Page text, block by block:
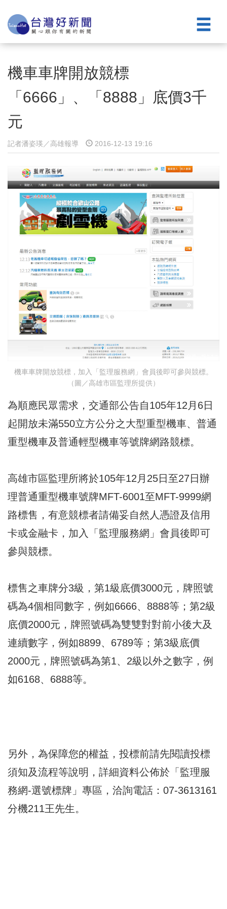
機車車牌開放競標
「6666」、「8888」底價3千
元
記者潘姿瑛／高雄報導 2016-12-13 19:16
機車車牌開放競標，加入「監理服務網」會員後即可參與競標。
（圖／高雄市區監理所提供）
為順應民眾需求，交通部公告自105年12月6日
起開放未滿550立方公分之大型重型機車、普通
重型機車及普通輕型機車等號牌網路競標。
高雄市區監理所將於105年12月25日至27日辦
理普通重型機車號牌MFT-6001至MFT-9999網
路標售，有意競標者請備妥自然人憑證及信用
卡或金融卡，加入「監理服務網」會員後即可
參與競標。
標售之車牌分3級，第1級底價3000元，牌照號
碼為4個相同數字，例如6666、8888等；第2級
底價2000元，牌照號碼為雙雙對對前小後大及
連續數字，例如8899、6789等；第3級底價
2000元，牌照號碼為第1、2級以外之數字，例
如6168、6888等。
另外，為保障您的權益，投標前請先閱讀投標
須知及流程等說明，詳細資料公佈於「監理服
務網-選號標牌」專區，洽詢電話：07-3613161
分機211王先生。